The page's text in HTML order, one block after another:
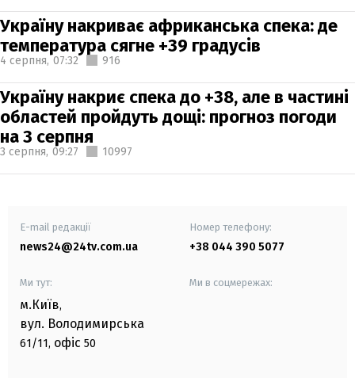
Україну накриває африканська спека: де
температура сягне +39 градусів
4 серпня, 07:32 916
Україну накриє спека до +38, але в частині
областей пройдуть дощі: прогноз погоди
на 3 серпня
3 серпня, 09:27 10997
E-mail редакції
news24@24tv.com.ua
Номер телефону:
+38 044 390 5077
Ми тут:
м.Київ,
вул. Володимирська
61/11, офіс 50
Ми в соцмережах: